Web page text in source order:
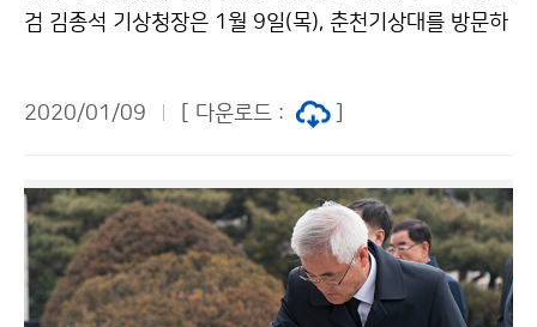
검 김종석 기상청장은 1월 9일(목), 춘천기상대를 방문하
니다.
2020/01/09 [ 다운로드 :